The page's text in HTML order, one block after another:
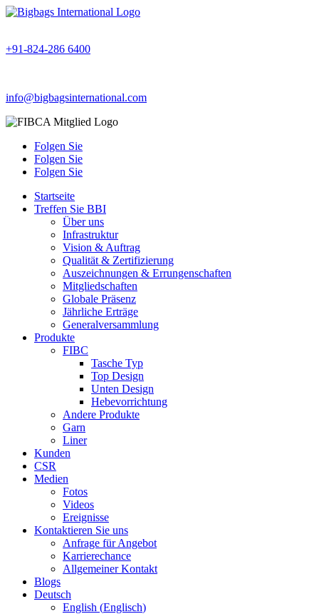
+91-824-286 6400
info@bigbagsinternational.com
Folgen Sie
Folgen Sie
Folgen Sie
Startseite
Treffen Sie BBI
Über uns
Infrastruktur
Vision & Auftrag
Qualität & Zertifizierung
Auszeichnungen & Errungenschaften
Mitgliedschaften
Globale Präsenz
Jährliche Erträge
Generalversammlung
Produkte
FIBC
Tasche Typ
Top Design
Unten Design
Hebevorrichtung
Andere Produkte
Garn
Liner
Kunden
CSR
Medien
Fotos
Videos
Ereignisse
Kontaktieren Sie uns
Anfrage für Angebot
Karrierechance
Allgemeiner Kontakt
Blogs
Deutsch
English (Englisch)